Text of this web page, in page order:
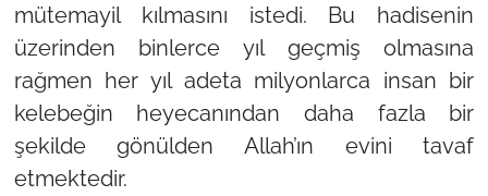
mütemayil kılmasını istedi. Bu hadisenin
üzerinden binlerce yıl geçmiş olmasına
rağmen her yıl adeta milyonlarca insan bir
kelebeğin heyecanından daha fazla bir
şekilde gönülden Allah’ın evini tavaf
etmektedir.